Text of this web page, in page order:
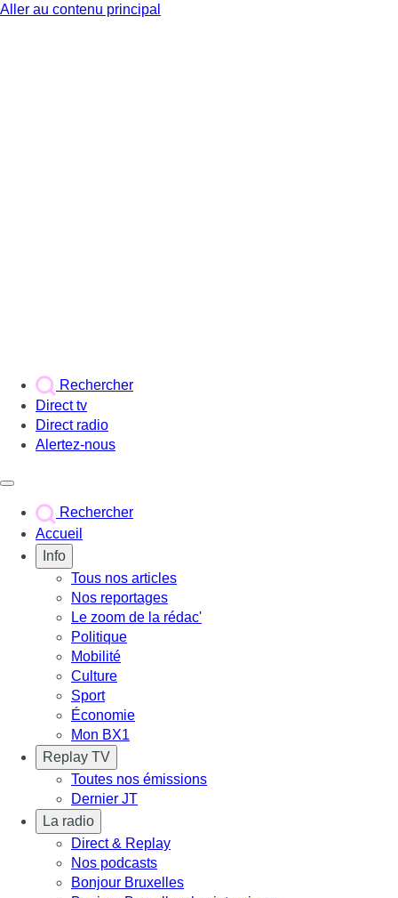
Aller au contenu principal
Rechercher
Direct tv
Direct radio
Alertez-nous
Rechercher
Accueil
Info
Tous nos articles
Nos reportages
Le zoom de la rédac'
Politique
Mobilité
Culture
Sport
Économie
Mon BX1
Replay TV
Toutes nos émissions
Dernier JT
La radio
Direct & Replay
Nos podcasts
Bonjour Bruxelles